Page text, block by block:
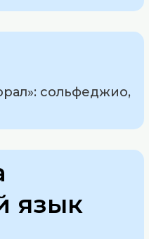
сольфеджио,
язык